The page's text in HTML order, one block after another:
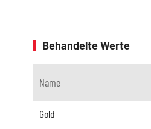
Behandelte Werte
Name
Gold